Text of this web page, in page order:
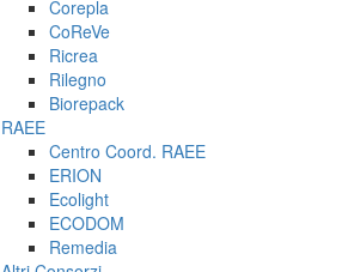
Corepla
CoReVe
Ricrea
Rilegno
Biorepack
RAEE
Centro Coord. RAEE
ERION
Ecolight
ECODOM
Remedia